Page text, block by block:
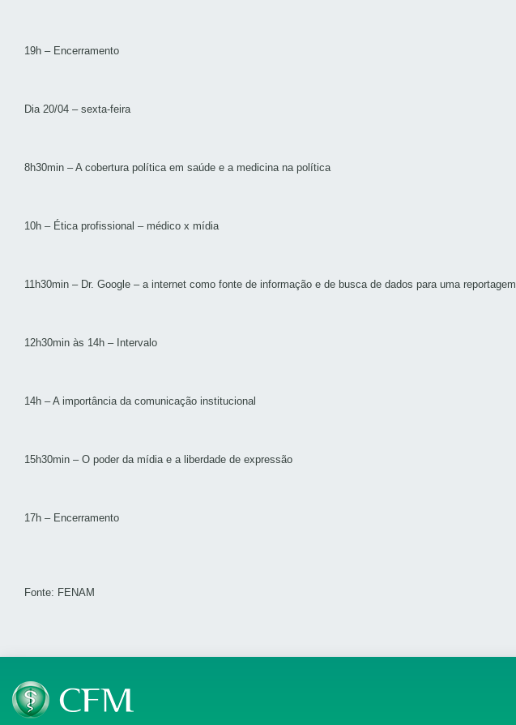
19h – Encerramento
Dia 20/04 – sexta-feira
8h30min – A cobertura política em saúde e a medicina na política
10h – Ética profissional – médico x mídia
11h30min – Dr. Google – a internet como fonte de informação e de busca de dados para uma reportagem
12h30min às 14h – Intervalo
14h – A importância da comunicação institucional
15h30min – O poder da mídia e a liberdade de expressão
17h – Encerramento
Fonte: FENAM